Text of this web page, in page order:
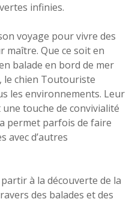
infinies.
voyage pour vivre des
maître. Que ce soit en
balade en bord de mer
chien Toutouriste
les environnements. Leur
touche de convivialité
permet parfois de faire
avec d’autres
à la découverte de la
des balades et des